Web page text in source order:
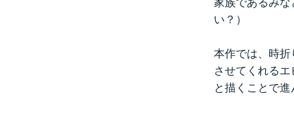
い？）
本作では、時折
させてくれる
と描くことで進